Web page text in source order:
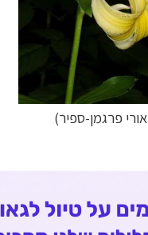
אורי פרגמן-ספיר)